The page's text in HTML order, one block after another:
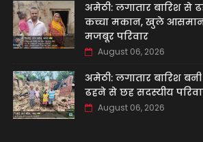
अमेठी: लगातार बारिश से
कच्चा मकान, खुले
मजबूर परिवार
August 06, 2026
अमेठी: लगातार बारिश
ढहने से छह सदस्यीय
August 06, 2026